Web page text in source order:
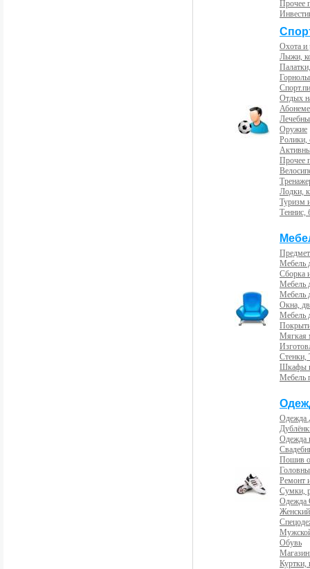
Прочее
Охота и
Лыжи,
Отдых
Оружие
Ролики,
Прочее
Лодки,
Туризм
Теннис,
Мебель
Сборка
Мебель
Мебель
Окна,
Мебель
Мягкая
Стенки,
Шкафы
Мебель
Одежда
Одежда
Пошив
Ремонт
Сумки,
Одежда
Обувь
Куртки,